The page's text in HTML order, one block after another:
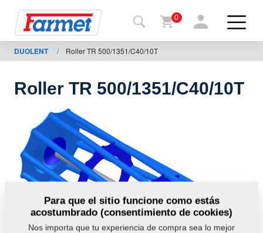
Volver
al
shop
Mis
máquinas
A
descargar
0
DUOLENT / Roller TR 500/1351/C40/10T
Roller TR 500/1351/C40/10T
Para que el sitio funcione como estás
acostumbrado (consentimiento de cookies)
Nos importa que tu experiencia de compra sea lo mejor